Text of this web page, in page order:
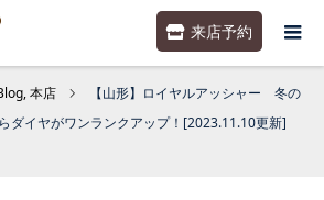
来店予約
,本店
【山形】ロイヤルアッシャー 冬の
ダイヤがワンランクアップ！[2023.11.10更新]